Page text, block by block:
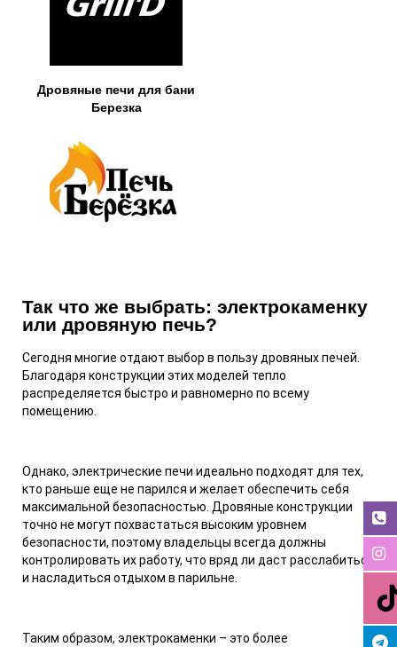
Дровяные печи для бани
Березка
Так что же выбрать: электрокаменку
или дровяную печь?
Сегодня многие отдают выбор в пользу дровяных печей.
Благодаря конструкции этих моделей тепло
распределяется быстро и равномерно по всему
помещению.
Однако, электрические печи идеально подходят для тех,
кто раньше еще не парился и желает обеспечить себя
максимальной безопасностью. Дровяные конструкции
точно не могут похвастаться высоким уровнем
безопасности, поэтому владельцы всегда должны
контролировать их работу, что вряд ли даст расслабиться
и насладиться отдыхом в парильне.
Таким образом, электрокаменки – это более